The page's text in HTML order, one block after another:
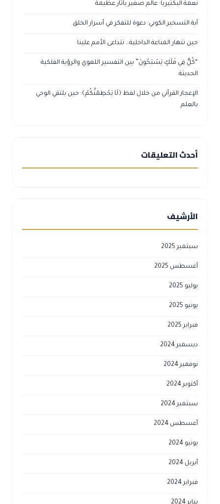
نعمة البكتيريا: عالَم صغير بآثار عظيمة
آية التسخير الكوني: دعوة للتفكر في أسرار الخلق
حين تنهار المناعة الداخلية… تتداعى الأمم علينا
“كُلٌّ فِي فَلَكٍ يَسْبَحُونَ” بين التفسير اللغوي والرؤية الفلكية
الحديثة
الإعجاز القرآني من خلال لفظ ﴿لَا يَحْطِمَنَّكُمْ﴾: حين يلتقي الوحي
بالعلم
أحدث التعليقات
الأرشيف
سبتمبر 2025
أغسطس 2025
يوليو 2025
يونيو 2025
فبراير 2025
ديسمبر 2024
نوفمبر 2024
أكتوبر 2024
سبتمبر 2024
أغسطس 2024
يونيو 2024
أبريل 2024
فبراير 2024
يناير 2024